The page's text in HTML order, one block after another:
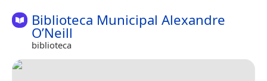
Biblioteca Municipal Alexandre
O’Neill
biblioteca